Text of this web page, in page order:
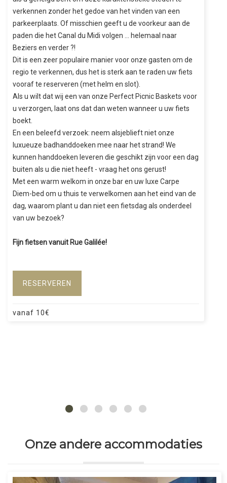
verkennen zonder het gedoe van het vinden van een
parkeerplaats. Of misschien geeft u de voorkeur aan de
paden die het Canal du Midi volgen ... helemaal naar
Beziers en verder ?!
Dit is een zeer populaire manier voor onze gasten om de
regio te verkennen, dus het is sterk aan te raden uw fiets
vooraf te reserveren (met helm en slot).
Als u wilt dat wij een van onze Perfect Picnic Baskets voor
u verzorgen, laat ons dat dan weten wanneer u uw fiets
boekt.
En een beleefd verzoek: neem alsjeblieft niet onze
luxueuze badhanddoeken mee naar het strand! We
kunnen handdoeken leveren die geschikt zijn voor een dag
buiten als u die niet heeft - vraag het ons gerust!
Met een warm welkom in onze bar en uw luxe Carpe
Diem-bed om u thuis te verwelkomen aan het eind van de
dag, waarom plant u dan niet een fietsdag als onderdeel
van uw bezoek?
Fijn fietsen vanuit Rue Galilée!
RESERVEREN
vanaf 10€
Onze andere accommodaties